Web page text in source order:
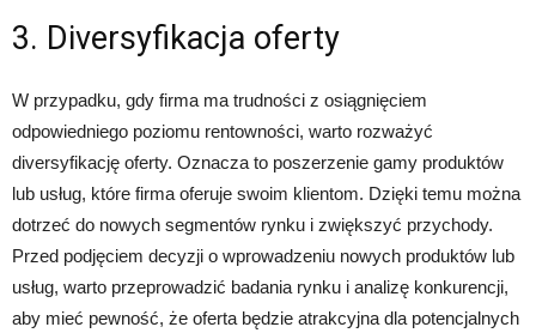
3. Diversyfikacja oferty
W przypadku, gdy firma ma trudności z osiągnięciem
odpowiedniego poziomu rentowności, warto rozważyć
diversyfikację oferty. Oznacza to poszerzenie gamy produktów
lub usług, które firma oferuje swoim klientom. Dzięki temu można
dotrzeć do nowych segmentów rynku i zwiększyć przychody.
Przed podjęciem decyzji o wprowadzeniu nowych produktów lub
usług, warto przeprowadzić badania rynku i analizę konkurencji,
aby mieć pewność, że oferta będzie atrakcyjna dla potencjalnych